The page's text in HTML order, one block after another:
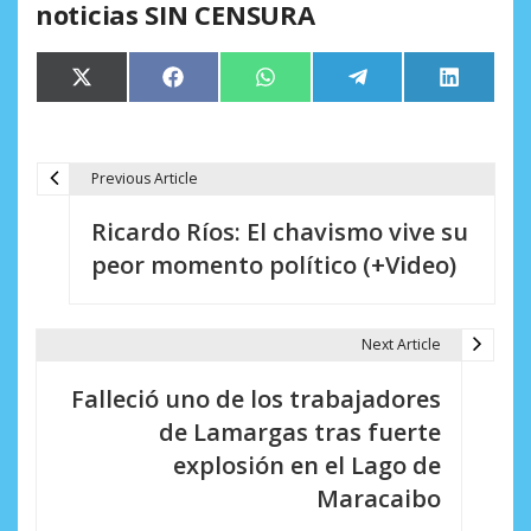
noticias SIN CENSURA
Compartir
en
X
(Twitter)
Compartir
en
Facebook Compartir
en
WhatsApp Compartir
en
Telegram
en
LinkedIn
Previous Article
Ricardo Ríos: El chavismo vive su
peor momento político (+Video)
Next Article
Falleció uno de los trabajadores
de Lamargas tras fuerte
explosión en el Lago de
Maracaibo